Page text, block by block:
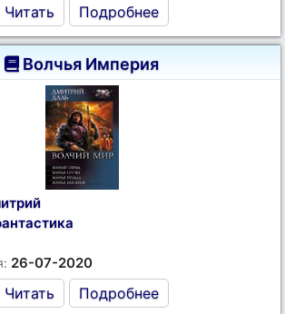
Читать Подробнее
Волчья Империя
26-07-2020
Читать Подробнее